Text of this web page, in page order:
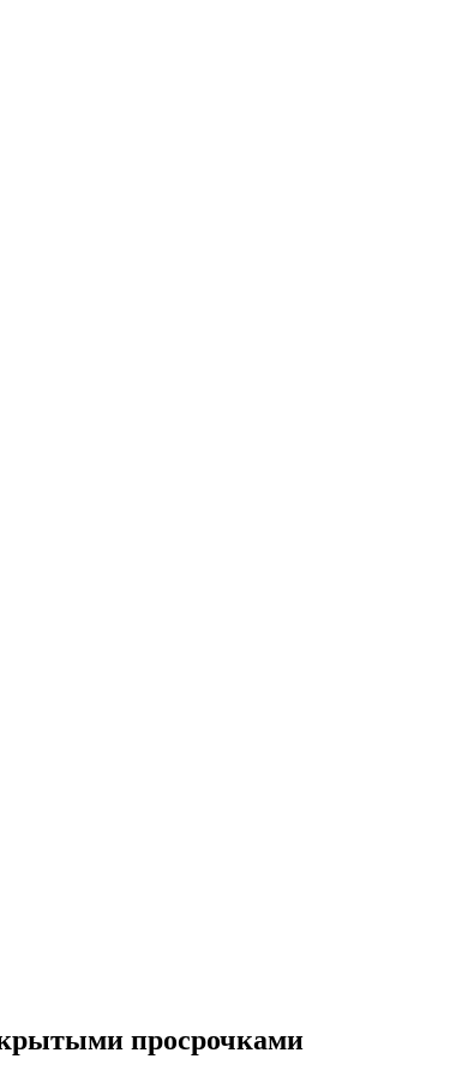
просрочками